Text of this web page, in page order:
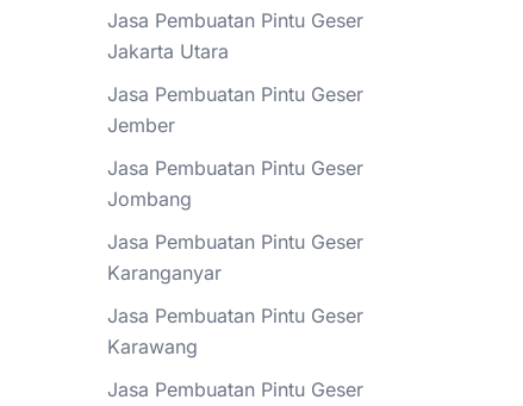
Jasa Pembuatan Pintu Geser
Jakarta Utara
Jasa Pembuatan Pintu Geser
Jember
Jasa Pembuatan Pintu Geser
Jombang
Jasa Pembuatan Pintu Geser
Karanganyar
Jasa Pembuatan Pintu Geser
Karawang
Jasa Pembuatan Pintu Geser